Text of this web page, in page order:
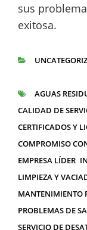
sus
exitosa.
ETIQUETAS
AGUAS
CALIDAD DE
CERTIFICADOS Y
COMPROMISO
EMPRESA LÍDER
LIMPIEZA Y
MANTENIMIENTO
PROBLEMAS DE
SERVICIO DE